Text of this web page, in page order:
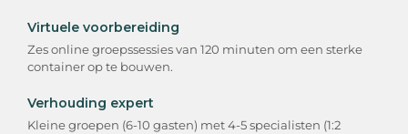
Virtuele voorbereiding
Zes online groepssessies van 120 minuten om een sterke
container op te bouwen.
Verhouding expert
Kleine groepen (6-10 gasten) met 4-5 specialisten (1:2